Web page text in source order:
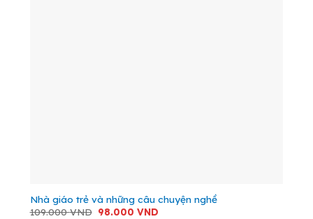
Nhà giáo trẻ và những câu chuyện nghề
109.000VND Giá
98.000 VNDGiá